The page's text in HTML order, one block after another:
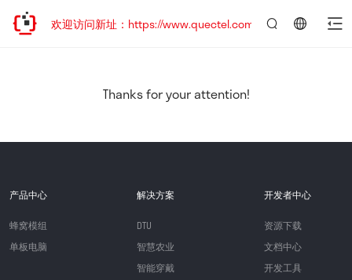
已迁移，欢迎访问新址：https://www.quectel.com.cn
Thanks for your attention!
产品中心
蜂窝模组
单板电脑
解决方案
DTU
智慧农业
智能穿戴
开发者中心
资源下载
文档中心
开发工具